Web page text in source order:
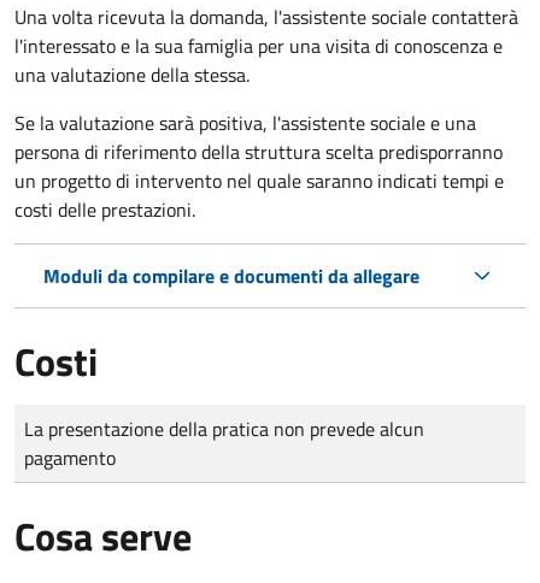
Una volta ricevuta la domanda, l'assistente sociale contatterà
l'interessato e la sua famiglia per una visita di conoscenza e
una valutazione della stessa.
Se la valutazione sarà positiva, l'assistente sociale e una
persona di riferimento della struttura scelta predisporranno
un progetto di intervento nel quale saranno indicati tempi e
costi delle prestazioni.
Moduli da compilare e documenti da allegare
Costi
Tipo di pagamento
Importo
La presentazione della pratica non prevede alcun
pagamento
Cosa serve